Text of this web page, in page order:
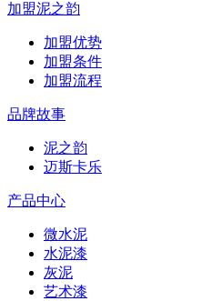
加盟泥之韵
加盟优势
加盟条件
加盟流程
品牌故事
泥之韵
迈斯卡乐
产品中心
微水泥
水泥漆
灰泥
艺术漆